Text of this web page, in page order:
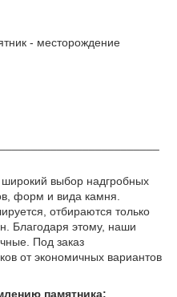
- месторождение
выбор надгробных
форм и вида камня.
отбираются только
Благодаря этому, наши
Под заказ
от экономичных вариантов
памятника: